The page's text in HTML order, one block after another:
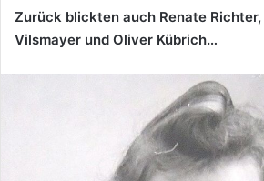
Zurück blickten auch Renate
Vilsmayer und Oliver Kübrich…